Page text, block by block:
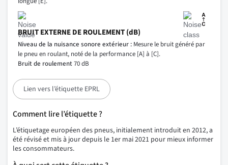
BRUIT EXTERNE DE ROULEMENT (dB)
Niveau de la nuisance sonore extérieur : Mesure le bruit généré par
le pneu en roulant, noté de la performance [A] à [C].
Bruit de roulement70 dB
Lien vers l’étiquette EPRL
Comment lire l’étiquette ?
L’étiquetage européen des pneus, initialement introduit en 2012, a
été révisé et mis à jour depuis le 1er mai 2021 pour mieux informer
les consommateurs.